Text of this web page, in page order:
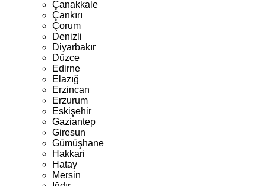
Çanakkale
Çankırı
Çorum
Denizli
Diyarbakır
Düzce
Edirne
Elazığ
Erzincan
Erzurum
Eskişehir
Gaziantep
Giresun
Gümüşhane
Hakkari
Hatay
Mersin